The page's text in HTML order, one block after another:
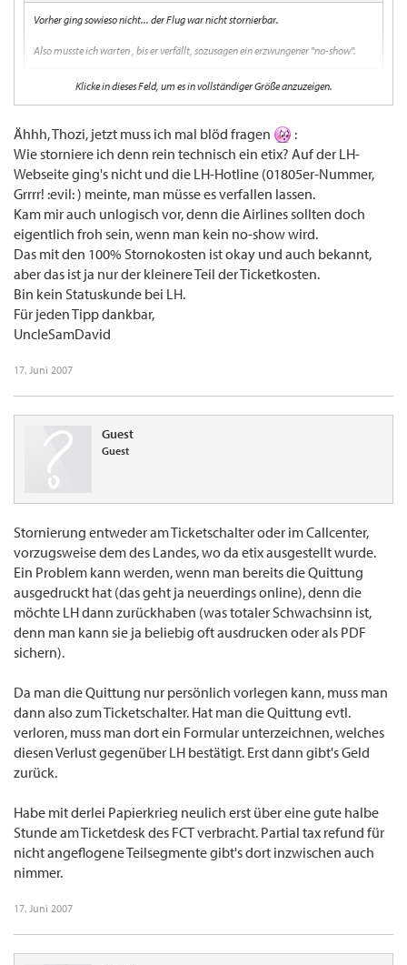
Vorher ging sowieso nicht... der Flug war nicht stornierbar.
Also musste ich warten , bis er verfällt, sozusagen ein erzwungener "no-show".
Die 99 Euro Tickets sind sehr wohl vorher stornierbar (mache ich immer so), die
Steuern und Gebühren bekommt man zurück von LH.
Klicke in dieses Feld, um es in vollständiger Größe anzuzeigen.
Ähhh, Thozi, jetzt muss ich mal blöd fragen
:
Wie storniere ich denn rein technisch ein etix? Auf der LH-
Webseite ging's nicht und die LH-Hotline (01805er-Nummer,
Grrrr! :evil: ) meinte, man müsse es verfallen lassen.
Kam mir auch unlogisch vor, denn die Airlines sollten doch
eigentlich froh sein, wenn man kein no-show wird.
Das mit den 100% Stornokosten ist okay und auch bekannt,
aber das ist ja nur der kleinere Teil der Ticketkosten.
Bin kein Statuskunde bei LH.
Für jeden Tipp dankbar,
UncleSamDavid
17. Juni 2007
Guest
Guest
Stornierung entweder am Ticketschalter oder im Callcenter,
vorzugsweise dem des Landes, wo da etix ausgestellt wurde.
Ein Problem kann werden, wenn man bereits die Quittung
ausgedruckt hat (das geht ja neuerdings online), denn die
möchte LH dann zurückhaben (was totaler Schwachsinn ist,
denn man kann sie ja beliebig oft ausdrucken oder als PDF
sichern).
Da man die Quittung nur persönlich vorlegen kann, muss man
dann also zum Ticketschalter. Hat man die Quittung evtl.
verloren, muss man dort ein Formular unterzeichnen, welches
diesen Verlust gegenüber LH bestätigt. Erst dann gibt's Geld
zurück.
Habe mit derlei Papierkrieg neulich erst über eine gute halbe
Stunde am Ticketdesk des FCT verbracht. Partial tax refund für
nicht angeflogene Teilsegmente gibt's dort inzwischen auch
nimmer.
17. Juni 2007